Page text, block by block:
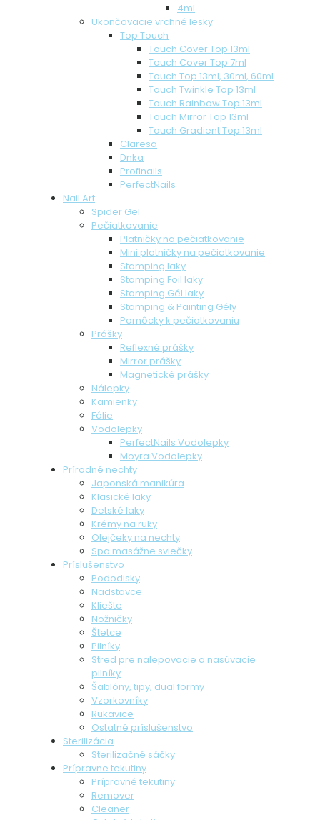
4ml
Ukončovacie vrchné lesky
Top Touch
Touch Cover Top 13ml
Touch Cover Top 7ml
Touch Top 13ml, 30ml, 60ml
Touch Twinkle Top 13ml
Touch Rainbow Top 13ml
Touch Mirror Top 13ml
Touch Gradient Top 13ml
Claresa
Dnka
Profinails
PerfectNails
Nail Art
Spider Gel
Pečiatkovanie
Platničky na pečiatkovanie
Mini platničky na pečiatkovanie
Stamping laky
Stamping Foil laky
Stamping Gél laky
Stamping & Painting Gély
Pomôcky k pečiatkovaniu
Prášky
Reflexné prášky
Mirror prášky
Magnetické prášky
Nálepky
Kamienky
Fólie
Vodolepky
PerfectNails Vodolepky
Moyra Vodolepky
Prírodné nechty
Japonská manikúra
Klasické laky
Detské laky
Krémy na ruky
Olejčeky na nechty
Spa masážne sviečky
Príslušenstvo
Pododisky
Nadstavce
Kliešte
Nožničky
Štetce
Pilníky
Stred pre nalepovacie a nasúvacie
pilníky
Šablóny, tipy, dual formy
Vzorkovníky
Rukavice
Ostatné príslušenstvo
Sterilizácia
Sterilizačné sáčky
Prípravne tekutiny
Prípravné tekutiny
Remover
Cleaner